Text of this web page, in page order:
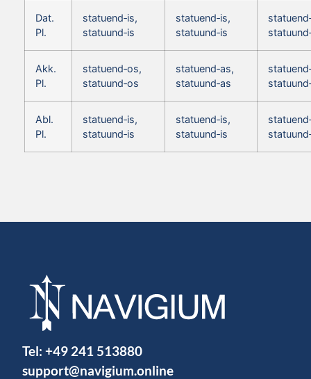
Dat.
Pl.
statuend‑is,
statuund‑is
statuend‑is,
statuund‑is
Akk.
Pl.
statuend‑os,
statuund‑os
statuend‑as,
statuund‑as
Abl.
Pl.
statuend‑is,
statuund‑is
statuend‑is,
statuund‑is
Tel: +49 241 513880
support@navigium.online